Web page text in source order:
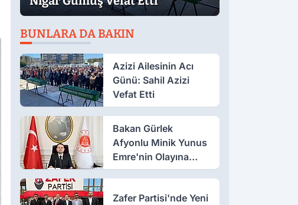
BUNLARA DA BAKIN
Azizi Ailesinin Acı
Günü: Sahil Azizi
Vefat Etti
Bakan Gürlek
Afyonlu Minik Yunus
Emre'nin Olayına
Sahip Çıktı
Zafer Partisi'nde Yeni